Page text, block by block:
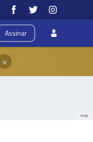
Assinar
×
PUB